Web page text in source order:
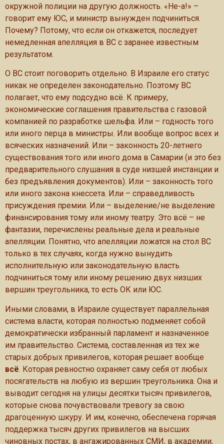
окружной полиции на другую должность. «Не-а!» –
говорит ему ЮС, и министр вынужден подчиниться.
Почему? Потому, что если он откажется, последует
немедленная апелляция в ВС с заранее известным
результатом.
О ВС стоит поговорить отдельно. В Израиле его статус
никак не определен законодательно. Поэтому ВС
полагает, что ему подсудно всё. К примеру,
экономические соглашения правительства с газовой
компанией по разработке шельфа. Или – годность того
или иного перца в министры. Или вообще вопрос всех и
всяческих назначений. Или – законность 20-летнего
существования того или иного дома в Самарии (и это без
предварительного слушания в суде низшей инстанции и
без предъявления документов). Или – законность того
или иного закона кнессета. Или – справедливость
присуждения премии. Или – выделение/не выделение
финансирования тому или иному театру. Это всё – не
фантазии, перечислены реальные дела и реальные
апелляции. Понятно, что апелляции ложатся на стол ВС
только в тех случаях, когда нужно вынудить
исполнительную или законодательную власть
подчиниться тому или иному решению двух низших
вершин треугольника, то есть ОК или ЮС.
Иными словами, в Израиле существует параллельная
система власти, которая полностью подменяет собой
демократически избранный парламент и назначенное
им правительство. Система, составленная из тех же
старых добрых привилегов, которая решает вообще
всё. Которая ревностно охраняет саму себя от любых
посягательств на любую из вершин треугольника. Она и
выводит сегодня на улицы десятки тысяч привилегов,
которые снова почувствовали тревогу за свою
драгоценную шкуру. И им, конечно, обеспечена горячая
поддержка тысяч других привилегов на высших
чиновных постах, в ангажированных СМИ, в академии,